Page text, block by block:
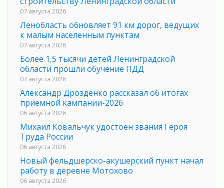
07 августа 2026
Ленобласть обновляет 91 км дорог, ведущих
к малым населенным пунктам
07 августа 2026
Более 1,5 тысячи детей Ленинградской
области прошли обучение ПДД
07 августа 2026
Александр Дрозденко рассказал об итогах
приемной кампании-2026
06 августа 2026
Михаил Ковальчук удостоен звания Героя
Труда России
06 августа 2026
Новый фельдшерско-акушерский пункт начал
работу в деревне Мотохово
06 августа 2026